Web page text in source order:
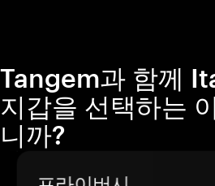
Tangem과 함께
지갑을 선택하는
니까?